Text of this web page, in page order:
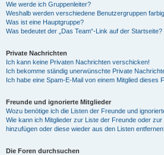
Wie werde ich Gruppenleiter?
Weshalb werden verschiedene Benutzergruppen
Was ist eine Hauptgruppe?
Was bedeutet der „Das Team“-Link auf der Startseite?
Private Nachrichten
Ich kann keine Privaten Nachrichten verschicken!
Ich bekomme ständig unerwünschte Private
Ich habe eine Spam-E-Mail von einem Mitglied dieses
Freunde und ignorierte Mitglieder
Wozu benötige ich die Listen der Freunde und
Wie kann ich Mitglieder zur Liste der Freunde oder
hinzufügen oder diese wieder aus den Listen
Die Foren durchsuchen